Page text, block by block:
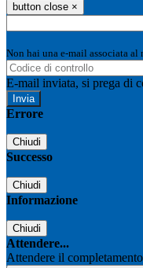
button close ×
Non hai una e-mail associata
E-mail inviata, si prega di
Errore
Chiudi
Successo
Chiudi
Informazione
Chiudi
Attendere...
Attendere il